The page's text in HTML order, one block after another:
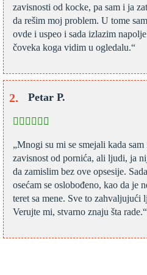
zavisnosti od kocke, pa sam i ja
da rešim moj problem. U tome
ovde i uspeo i sada izlazim
čoveka koga vidim u ogledalu.“
Petar P.
„Mnogi su mi se smejali kada
zavisnost od pornića, ali ljudi, ja
da zamislim bez ove opsesije.
osećam se oslobođeno, kao da je
teret sa mene. Sve to zahvaljujući
Verujte mi, stvarno znaju šta rade.“